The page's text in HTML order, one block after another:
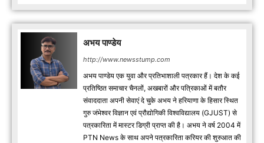
अभय पाण्डेय
http://www.newsstump.com
अभय पाण्डेय एक युवा और प्रतिभाशाली पत्रकार हैं। देश के कई
प्रतिष्ठित समाचार चैनलों, अखबारों और पत्रिकाओं में बतौर
संवाददाता अपनी सेवाएं दे चुके अभय ने हरियाणा के हिसार स्थित
गुरु जंभेश्वर विज्ञान एवं प्रौद्योगिकी विश्वविद्यालय (GJUST) से
पत्रकारिता में मास्टर डिग्री प्राप्त की है। अभय ने वर्ष 2004 में
PTN News के साथ अपने पत्रकारिता करियर की शुरुआत की